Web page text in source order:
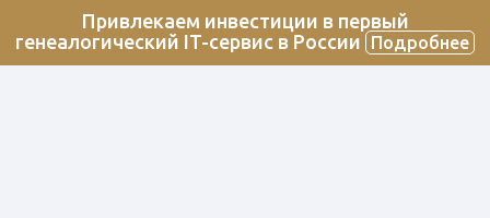
Привлекаем инвестиции в первый
генеалогический IT-сервис в России
Подробнее